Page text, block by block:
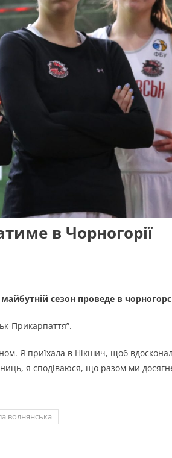
в Чорногорії
сезон проведе в
Прикарпаття”.
Я приїхала в Нікшич, щоб
я сподіваюся, що разом ми
волнянська